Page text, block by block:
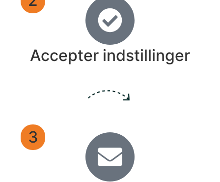
Accepter indstillinger
3